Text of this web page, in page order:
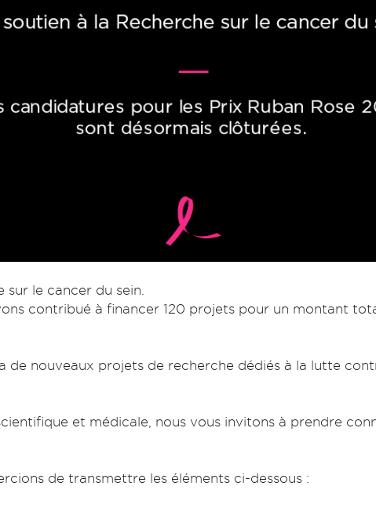
le cancer du sein.
contribué à financer 120 projets pour un montant
de nouveaux projets de recherche dédiés à la lutte
et médicale, nous vous invitons à prendre
de transmettre les éléments ci-dessous :